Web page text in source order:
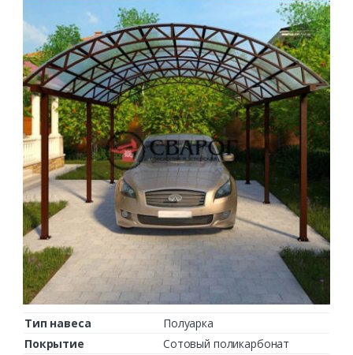
Тип навеса
Полуарка
Покрытие
Сотовый поликарбонат